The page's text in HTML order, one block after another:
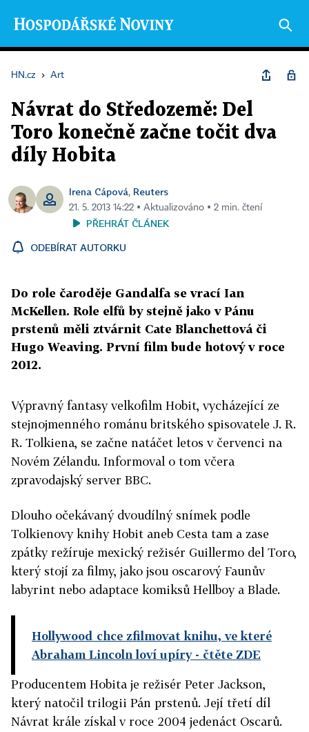
HN.cz › Art
Návrat do Středozemě: Del
Toro konečně začne točit dva
díly Hobita
Irena Cápová, Reuters
21. 5. 2013 14:22 ▪ Aktualizováno ▪ 2 min. čtení
PŘEHRÁT ČLÁNEK
ODEBÍRAT AUTORKU
Do role čaroděje Gandalfa se vrací Ian
McKellen. Role elfů by stejně jako v Pánu
prstenů měli ztvárnit Cate Blanchettová či
Hugo Weaving. První film bude hotový v roce
2012.
Výpravný fantasy velkofilm Hobit, vycházející ze
stejnojmenného románu britského spisovatele J. R.
R. Tolkiena, se začne natáčet letos v červenci na
Novém Zélandu. Informoval o tom včera
zpravodajský server BBC.
Dlouho očekávaný dvoudílný snímek podle
Tolkienovy knihy Hobit aneb Cesta tam a zase
zpátky režíruje mexický režisér Guillermo del Toro,
který stojí za filmy, jako jsou oscarový Faunův
labyrint nebo adaptace komiksů Hellboy a Blade.
Hollywood chce zfilmovat knihu, ve které
Abraham Lincoln loví upíry- čtěte ZDE
Producentem Hobita je režisér Peter Jackson,
který natočil trilogii Pán prstenů. Její třetí díl
Návrat krále získal v roce 2004 jedenáct Oscarů.